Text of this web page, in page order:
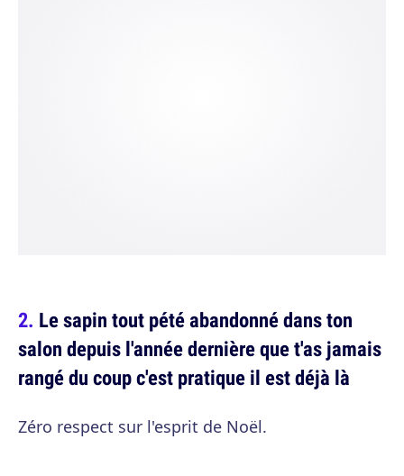
Le sapin tout pété abandonné dans ton
salon depuis l'année dernière que t'as jamais
rangé du coup c'est pratique il est déjà là
Zéro respect sur l'esprit de Noël.